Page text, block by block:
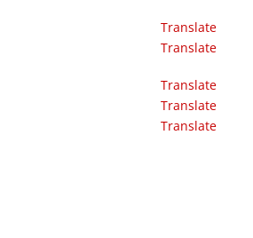
Translate
Translate
Translate
Translate
Translate